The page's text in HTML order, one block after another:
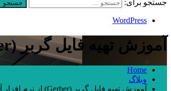
جستجو برای:
WordPress
آموزش تهیه فایل گربر (Gerber) از نرم افزار آلتیوم (Altium)
Home
وبلاگ
آموزش تهیه فایل گربر (Gerber) از نرم افزار آلتیوم (Altium)